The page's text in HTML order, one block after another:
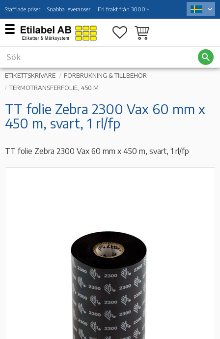
Meny
Stafflade priser Snabba leveranser Fri frakt från 3000:-
Favoriter
Kundvagn
ETIKETTSKRIVARE
FÖRBRUKNING & TILLBEHÖR
TERMOTRANSFERFOLIE, 450 M
TT folie Zebra 2300 Vax 60 mm x
450 m, svart, 1 rl/fp
TT folie Zebra 2300 Vax 60 mm x 450 m, svart, 1 rl/fp